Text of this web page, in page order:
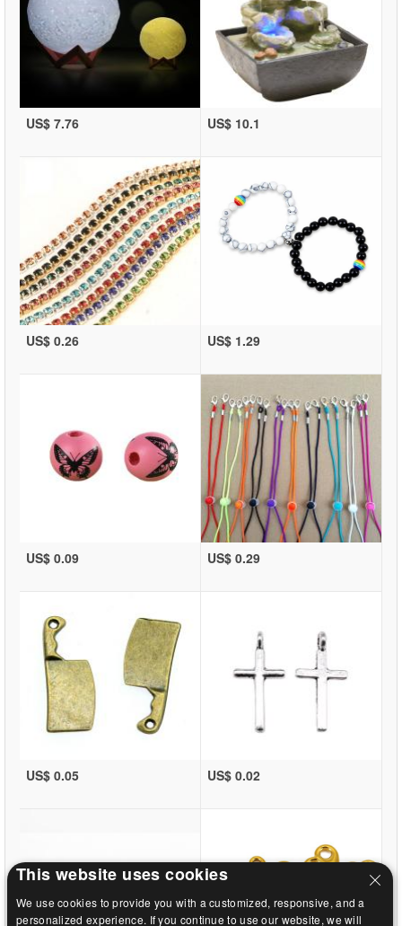
US$ 7.76 US$ 10.1
US$ 0.26 US$ 1.29
US$ 0.09 US$ 0.29
US$ 0.05 US$ 0.02
This website uses cookies
We use cookies to provide you with a customized, responsive, and a
personalized experience. If you continue to use our website, we will